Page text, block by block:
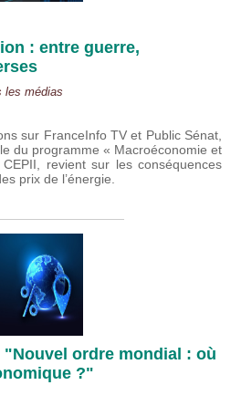
: entre guerre,
les médias
sur FranceInfo TV et Public Sénat,
du programme « Macroéconomie et
revient sur les conséquences
prix de l’énergie.
ordre mondial : où
?"